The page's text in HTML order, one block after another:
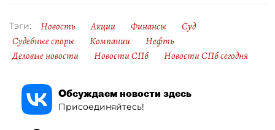
Тэги: Новость Акции Финансы
Суд
Судебные споры
Компании
Нефть
Деловые новости
Новости СПб Новости СПб сегодня
Обсуждаем новости здесь
Присоединяйтесь!